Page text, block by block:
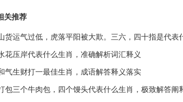
关推荐
货运气过低，虎落平阳被大欺。三六，四十指是代表
花压岸代表什么生肖，准确解析词汇释义
气生财打一最佳生肖，成语解答释义落实
包三个牛肉包，四个馒头代表什么生肖，极致解答阐